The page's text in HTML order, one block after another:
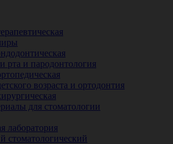
рта и пародонтология
возраста и ортодонтия
для стоматологии
лаборатория
стоматологический